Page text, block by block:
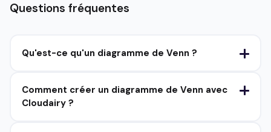
Questions fréquentes
Qu'est-ce qu'un diagramme de Venn ?
Comment créer un diagramme de Venn avec
Cloudairy ?